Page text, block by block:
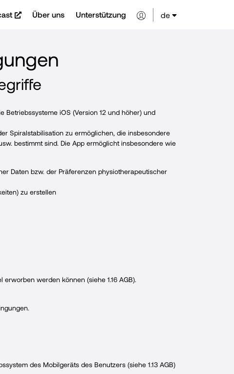
Über uns Unterstützung de
Betriebssysteme iOS (Version 12 und höher) und
Spiralstabilisation zu ermöglichen, die insbesondere
bestimmt sind. Die App ermöglicht insbesondere wie
Daten bzw. der Präferenzen physiotherapeutischer
zu erstellen
werden können (siehe 1.16 AGB).
des Mobilgeräts des Benutzers (siehe 1.13 AGB)